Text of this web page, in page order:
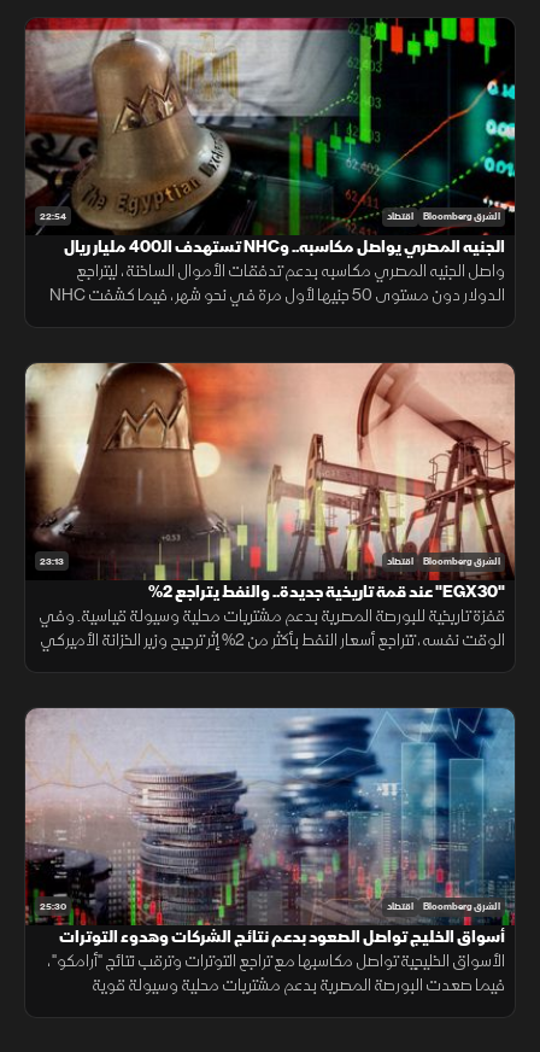
22:54 الشرق Bloomberg اقتصاد
الجنيه المصري يواصل مكاسبه.. وNHC تستهدف الـ400 مليار ريال
واصل الجنيه المصري مكاسبه بدعم تدفقات الأموال الساخنة، ليتراجع
الدولار دون مستوى 50 جنيها لأول مرة في نحو شهر، فيما كشفت NHC
23:13 الشرق Bloomberg اقتصاد
"EGX30" عند قمة تاريخية جديدة.. والنفط يتراجع 2%
قفزة تاريخية للبورصة المصرية بدعم مشتريات محلية وسيولة قياسية. وفي
الوقت نفسه، تتراجع أسعار النفط بأكثر من 2% إثر ترجيح وزير الخزانة الأميركي
25:30 الشرق Bloomberg اقتصاد
أسواق الخليج تواصل الصعود بدعم نتائج الشركات وهدوء التوترات
الأسواق الخليجية تواصل مكاسبها مع تراجع التوترات وترقب نتائج "أرامكو"،
فيما صعدت البورصة المصرية بدعم مشتريات محلية وسيولة قوية